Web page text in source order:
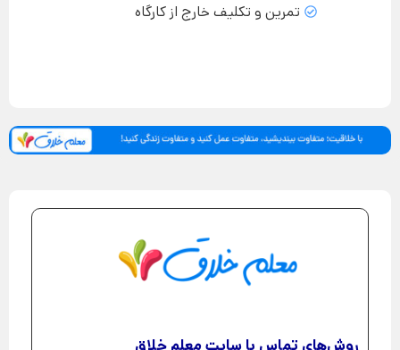
تمرین و تکلیف خارج از کارگاه